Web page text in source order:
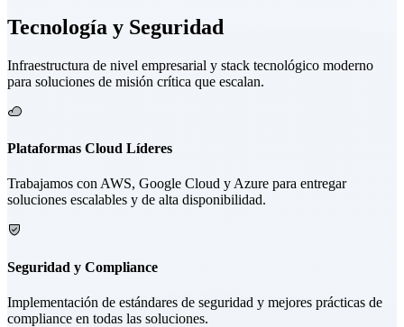
Tecnología y Seguridad
Infraestructura de nivel empresarial y stack tecnológico moderno
para soluciones de misión crítica que escalan.
Plataformas Cloud Líderes
Trabajamos con AWS, Google Cloud y Azure para entregar
soluciones escalables y de alta disponibilidad.
Seguridad y Compliance
Implementación de estándares de seguridad y mejores prácticas de
compliance en todas las soluciones.